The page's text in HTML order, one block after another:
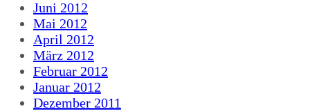
Juni 2012
Mai 2012
April 2012
März 2012
Februar 2012
Januar 2012
Dezember 2011